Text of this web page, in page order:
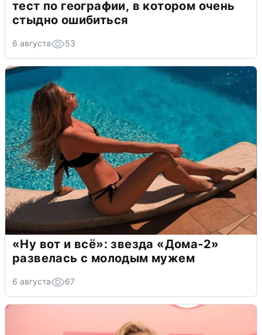
тест по географии, в котором очень
стыдно ошибиться
6 августа 53
«Ну вот и всё»: звезда «Дома-2»
развелась с молодым мужем
6 августа 67